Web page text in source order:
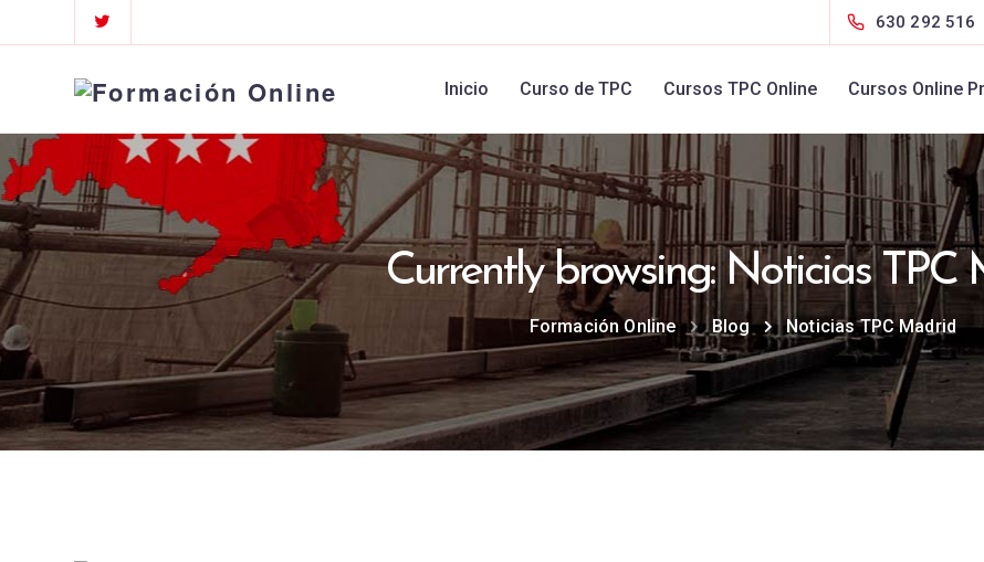
630 292 516
Inicio Curso de TPC Cursos TPC Online Cursos Online
Currently browsing: Noticias TPC
Formación Online Blog Noticias TPC Madrid